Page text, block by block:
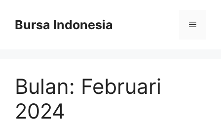
Bursa Indonesia Menu
Bulan: Februari
2024